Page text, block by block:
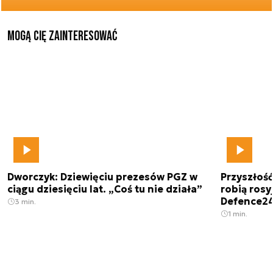
Mogą Cię zainteresować
Dworczyk: Dziewięciu prezesów PGZ w
ciągu dziesięciu lat. „Coś tu nie działa”
3 min.
robią
1 min.